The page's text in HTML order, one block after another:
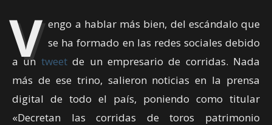
V engo a hablar más bien, del escándalo que
se ha formado en las redes sociales debido
a un tweetde un empresario de corridas. Nada
más de ese trino, salieron noticias en la prensa
digital de todo el país, poniendo como titular
«Decretan las corridas de toros patrimonio